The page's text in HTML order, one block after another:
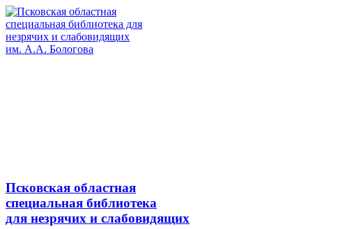
Псковская областная
специальная библиотека
для незрячих и слабовидящих